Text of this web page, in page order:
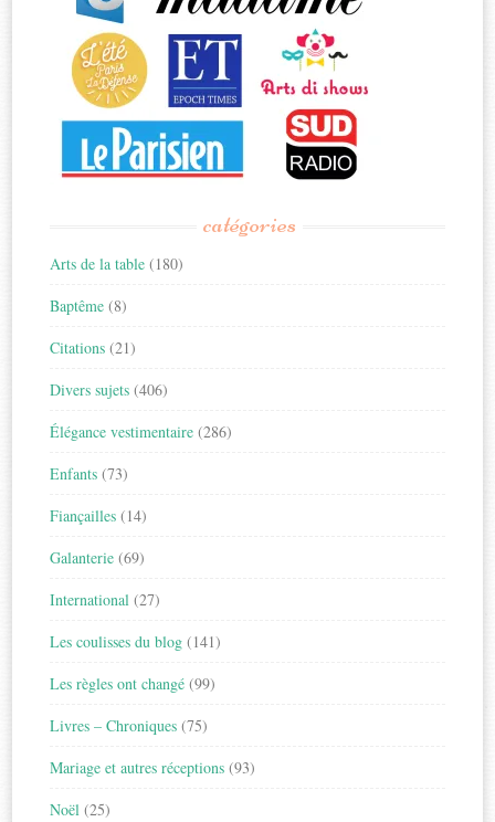
catégories
Arts de la table (180)
Baptême (8)
Citations (21)
Divers sujets (406)
Élégance vestimentaire (286)
Enfants (73)
Fiançailles (14)
Galanterie (69)
International (27)
Les coulisses du blog (141)
Les règles ont changé (99)
Livres – Chroniques (75)
Mariage et autres réceptions (93)
Noël (25)